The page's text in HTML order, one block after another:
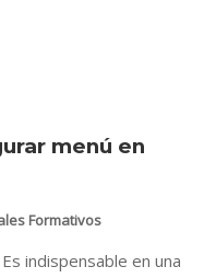
menú en
Formativos
indispensable en una